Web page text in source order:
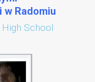
Radomiu
School